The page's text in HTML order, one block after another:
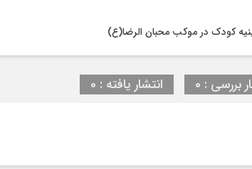
کودک در موکب محبان الرضا(ع)
بررسی : 0 انتشار یافته : 0